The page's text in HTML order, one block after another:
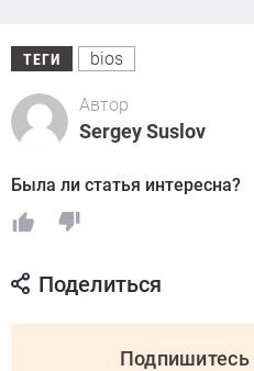
ТЕГИ bios
Автор
Sergey Suslov
Была ли статья интересна?
Поделиться
Подпишитесь